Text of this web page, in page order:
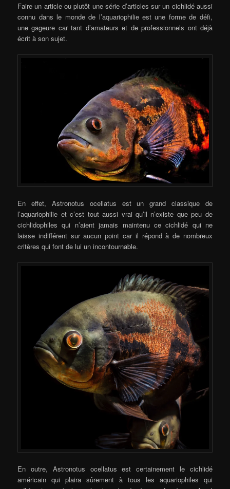
Faire un article ou plutôt une série d’articles sur un cichlidé aussi
connu dans le monde de l’aquariophilie est une forme de défi,
une gageure car tant d’amateurs et de professionnels ont déjà
écrit à son sujet.
En effet, Astronotus ocellatus est un grand classique de
l’aquariophilie et c’est tout aussi vrai qu’il n’existe que peu de
cichlidophiles qui n’aient jamais maintenu ce cichlidé qui ne
laisse indifférent sur aucun point car il répond à de nombreux
critères qui font de lui un incontournable.
En outre, Astronotus ocellatus est certainement le cichlidé
américain qui plaira sûrement à tous les aquariophiles qui